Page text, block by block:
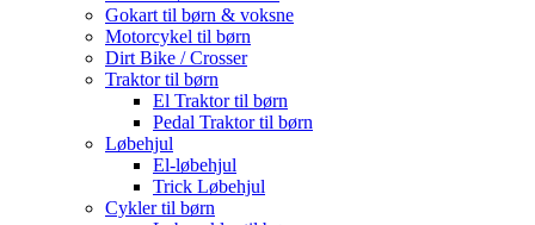
Gokart til børn & voksne
Motorcykel til børn
Dirt Bike / Crosser
Traktor til børn
El Traktor til børn
Pedal Traktor til børn
Løbehjul
El-løbehjul
Trick Løbehjul
Cykler til børn